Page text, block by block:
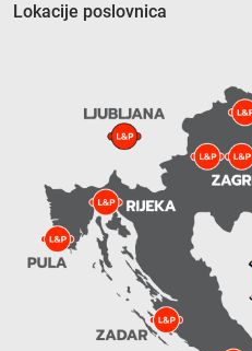
Lokacije poslovnica